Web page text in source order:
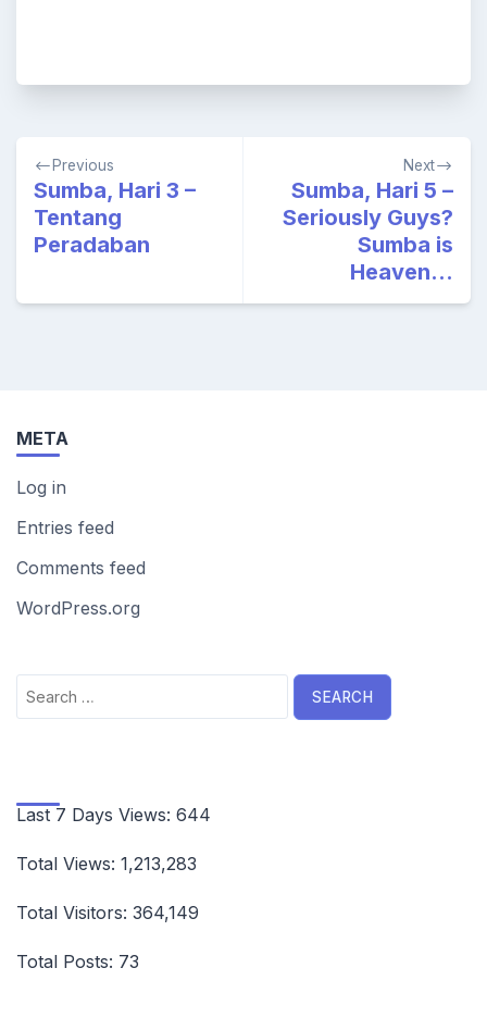
Post
navigation
Previous
Sumba, Hari 3 –
Tentang
Peradaban
Next
Sumba, Hari 5 –
Seriously Guys?
Sumba is
Heaven…
META
Log in
Entries feed
Comments feed
WordPress.org
Search
for:
Last 7 Days Views: 644
Total Views: 1,213,283
Total Visitors: 364,149
Total Posts: 73